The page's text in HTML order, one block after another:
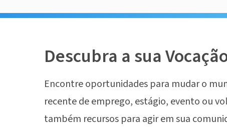
Descubra a sua
Encontre oportunidades para mudar o
recente de emprego, estágio, evento ou
também recursos para agir em sua